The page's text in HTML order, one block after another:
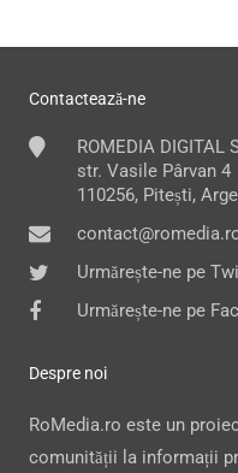
Contactează-ne
ROMEDIA DIGITAL
str. Vasile Pârvan 4
110256, Pitești,
Urmărește-ne pe
Urmărește-ne pe
Despre noi
RoMedia.ro este un
comunității la informații